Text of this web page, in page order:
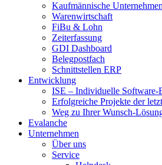
Kaufmännische
Warenwirtschaft
FiBu & Lohn
Zeiterfassung
GDI Dashboard
Belegpostfach
Schnittstellen ERP
Entwicklung
ISE – Individuelle
Erfolgreiche Projekte der
Weg zu Ihrer Wunsch-
Evalanche
Unternehmen
Über uns
Service